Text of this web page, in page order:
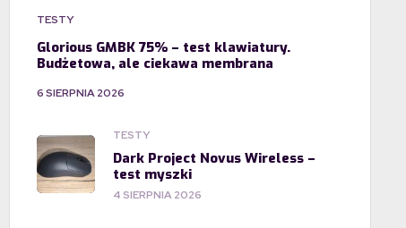
TESTY
Glorious GMBK 75% – test klawiatury.
Budżetowa, ale ciekawa membrana
6 SIERPNIA 2026
TESTY
Dark Project Novus Wireless –
test myszki
4 SIERPNIA 2026